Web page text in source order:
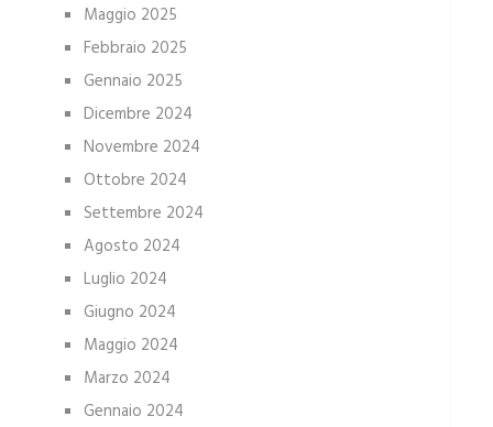
Maggio 2025
Febbraio 2025
Gennaio 2025
Dicembre 2024
Novembre 2024
Ottobre 2024
Settembre 2024
Agosto 2024
Luglio 2024
Giugno 2024
Maggio 2024
Marzo 2024
Gennaio 2024